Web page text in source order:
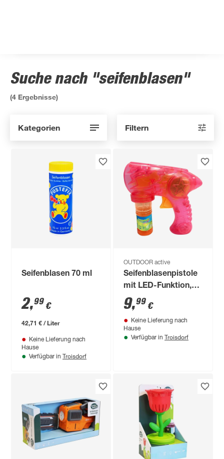
Suche nach "seifenblasen"
(4 Ergebnisse)
Kategorien Filtern
Seifenblasen 70 ml
2,99 €
42,71 € / Liter
Keine Lieferung nach
Hause
Verfügbar in Troisdorf
OUTDOOR active
Seifenblasenpistole
mit LED-Funktion,
59 ml, rot
9,99 €
Keine Lieferung nach
Hause
Verfügbar in Troisdorf